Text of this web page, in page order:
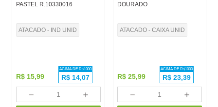
PASTEL R.10330016
ATACADO - IND UNID
R$ 15,99
ACIMA DE R$1000
R$ 14,07
＋
－
DOURADO
ATACADO - CAIXA UNID
R$ 25,99
ACIMA DE R$1000
R$ 23,39
＋
－